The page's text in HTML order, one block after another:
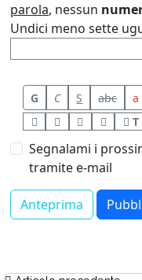
parola, nessun
Undici meno sette
G C S abc a
T
Segnalami i
tramite e-mail